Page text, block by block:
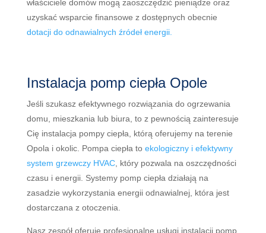
właściciele domów mogą zaoszczędzić pieniądze oraz
uzyskać wsparcie finansowe z dostępnych obecnie
dotacji do odnawialnych źródeł energii.
Instalacja pomp ciepła Opole
Jeśliszukaszefektywnegorozwiązaniadoogrzewania
domu, mieszkanialubbiura, tozpewnościązainteresuje
Cię instalacjapompyciepła, którą oferujemy na terenie
Opola i okolic. Pompaciepłatoekologicznyiefektywny
system grzewczy HVAC, którypozwalanaoszczędności
czasu ienergii. Systemypompciepładziałająna
zasadzie wykorzystaniaenergiiodnawialnej, którajest
dostarczanazotoczenia.
Naszzespółoferuje profesjonalne usługiinstalacjipomp